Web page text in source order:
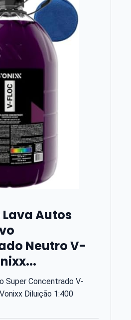
Autos
Neutro V-
Super Concentrado V-
Diluição 1:400